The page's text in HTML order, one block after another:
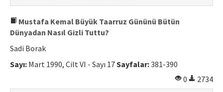
Mustafa Kemal Büyük Taarruz Gününü Bütün
Dünyadan Nasıl Gizli Tuttu?
Sadi Borak
Sayı: Mart 1990, Cilt VI - Sayı 17Sayfalar:381-390
0
2734